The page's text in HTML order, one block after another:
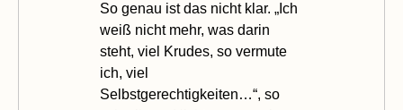
So genau ist das nicht klar. „Ich
weiß nicht mehr, was darin
steht, viel Krudes, so vermute
ich, viel
Selbstgerechtigkeiten…“, so